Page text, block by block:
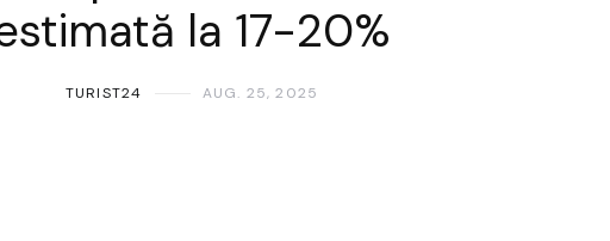
la 17-20%
TURIST24 AUG. 25, 2025